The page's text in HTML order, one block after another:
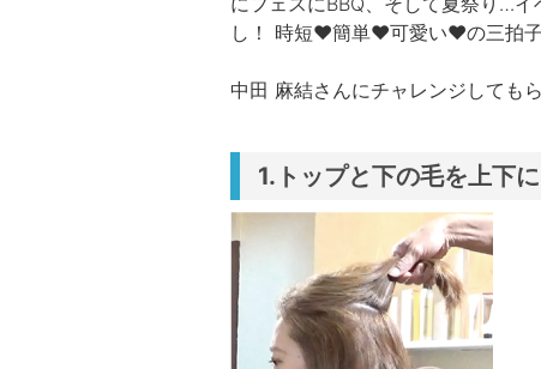
し！ 時短♥簡単♥可愛い♥の三拍子
中田 麻結さんにチャレンジしても
1.トップと下の毛を上下